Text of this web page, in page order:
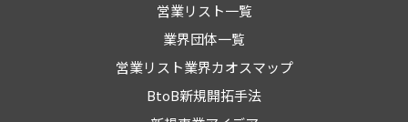
営業リスト一覧
業界団体一覧
営業リスト業界カオスマップ
BtoB新規開拓手法